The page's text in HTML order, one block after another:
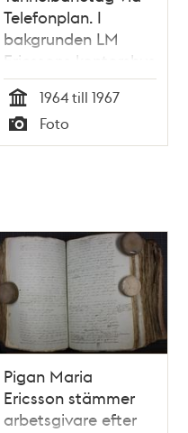
Telefonplan. I
bakgrunden LM
Ericssons kontorshus
Tid
1964 till 1967
Typ
Foto
Pigan Maria
Ericsson stämmer
arbetsgivare efter